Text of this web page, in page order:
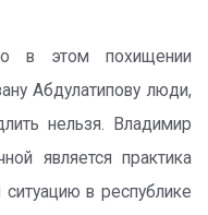
в этом похищении
Абдулатипову люди,
нельзя. Владимир
является практика
в республике